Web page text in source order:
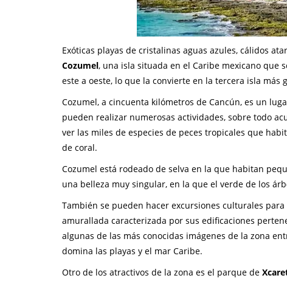
Exóticas playas de cristalinas aguas azules, cálidos
Cozumel, una isla situada en el Caribe mexicano que
este a oeste, lo que la convierte en la tercera isla
Cozumel, a cincuenta kilómetros de Cancún, es un
pueden realizar numerosas actividades, sobre todo
ver las miles de especies de peces tropicales que
de coral.
Cozumel está rodeado de selva en la que habitan
una belleza muy singular, en la que el verde de los
También se pueden hacer excursiones culturales
amurallada caracterizada por sus edificaciones
algunas de las más conocidas imágenes de la zona
domina las playas y el mar Caribe.
Otro de los atractivos de la zona es el parque de